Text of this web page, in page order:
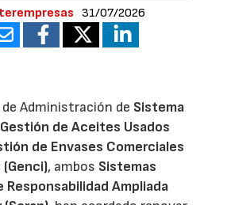
31/07/2026
Administración de Sistema
de Aceites Usados
de Envases Comerciales
, ambos Sistemas
Ampliada